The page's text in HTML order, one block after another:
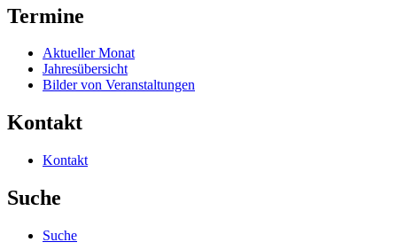
Termine
Aktueller Monat
Jahresübersicht
Bilder von Veranstaltungen
Kontakt
Kontakt
Suche
Suche